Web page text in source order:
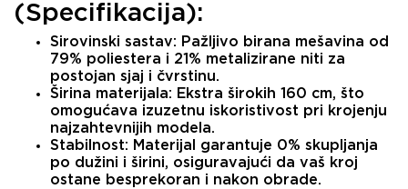
(Specifikacija):
Sirovinski sastav: Pažljivo birana mešavina od
79% poliestera i 21% metalizirane niti za
postojan sjaj i čvrstinu.
Širina materijala: Ekstra širokih 160 cm, što
omogućava izuzetnu iskoristivost pri krojenju
najzahtevnijih modela.
Stabilnost: Materijal garantuje 0% skupljanja
po dužini i širini, osiguravajući da vaš kroj
ostane besprekoran i nakon obrade.